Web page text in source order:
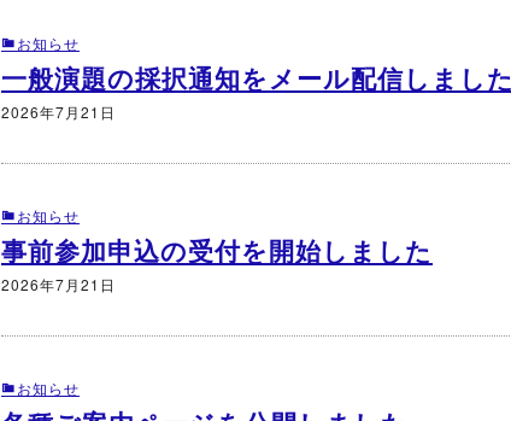
お知らせ
一般演題の採択通知をメール配信しました
2026年7月21日
お知らせ
事前参加申込の受付を開始しました
2026年7月21日
お知らせ